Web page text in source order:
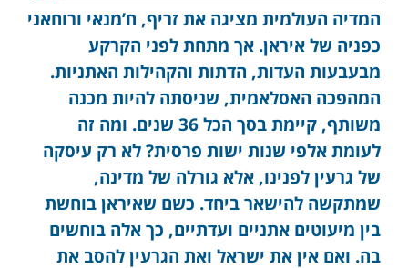
המדיה העולמית מציגה את זריף, ח’מנאי ורוחאני
כפניה של איראן. אך מתחת לפני הקרקע
מבעבעות העדות, הדתות והקהילות האתניות.
המהפכה האסלאמית, שניסתה להיות מכנה
משותף, קיימת בסך הכל 36 שנים. ומה זה
לעומת אלפי שנות ישות פרסית? לא רק עיסקה
של גרעין לפנינו, אלא גורלה של מדינה,
שמתקשה להישאר ביחד. כשם שאיראן בוחשת
בין מיעוטים אתניים ועדתיים, כך אלה בוחשים
בה. ואם אין את ישראל ואת הגרעין להסב את